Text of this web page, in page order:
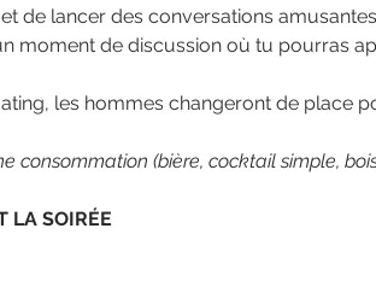
de lancer des conversations
moment de discussion où tu pourras
les hommes changeront de place
consommation (bière, cocktail simple,
LA SOIRÉE